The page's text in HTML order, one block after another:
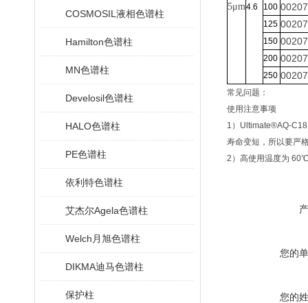
COSMOSIL液相色谱柱
Hamilton色谱柱
MN色谱柱
Develosil色谱柱
HALO色谱柱
PE色谱柱
依利特色谱柱
艾杰尔Agela色谱柱
Welch月旭色谱柱
DIKMA迪马色谱柱
保护柱
5μm4.6 100
125
150
200
250
常见问题：
使用注意事项
1）Ultimate®AQ-
寿命变短，所以要严
2）高使用温度为
您的
您的